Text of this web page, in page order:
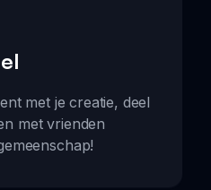
met je creatie, deel
met vrienden